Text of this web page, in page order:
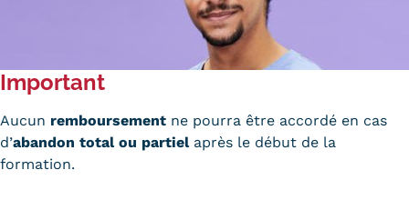
Important
Aucun remboursement ne pourra être accordé en cas
d’abandon total ou partielaprès le début de la
formation.